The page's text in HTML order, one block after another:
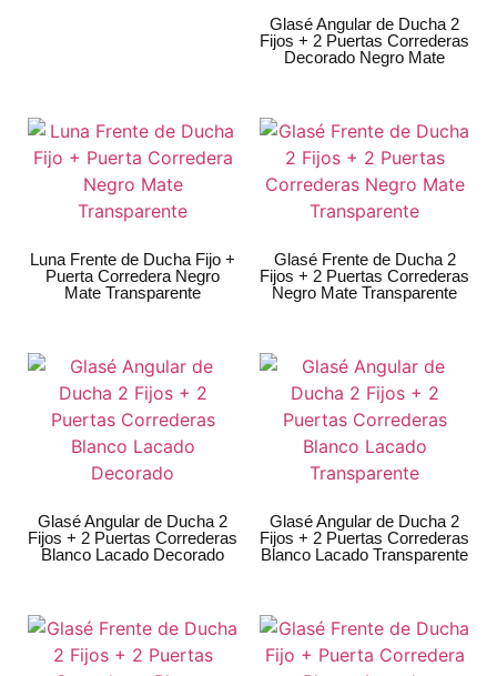
Glasé Angular de Ducha 2
Fijos + 2 Puertas Correderas
Decorado Negro Mate
Luna Frente de Ducha Fijo +
Puerta Corredera Negro
Mate Transparente
Glasé Frente de Ducha 2
Fijos + 2 Puertas Correderas
Negro Mate Transparente
Glasé Angular de Ducha 2
Fijos + 2 Puertas Correderas
Blanco Lacado Decorado
Glasé Angular de Ducha 2
Fijos + 2 Puertas Correderas
Blanco Lacado Transparente